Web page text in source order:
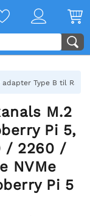
Type B til
M.2
Pi 5,
/ 2260 /
NVMe
Pi 5